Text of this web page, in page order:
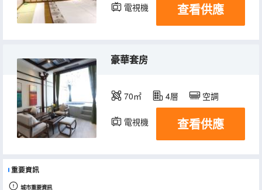
電視機 查看供應
豪華套房
70㎡ 4層 空調
電視機 查看供應
重要資訊
城市重要資訊